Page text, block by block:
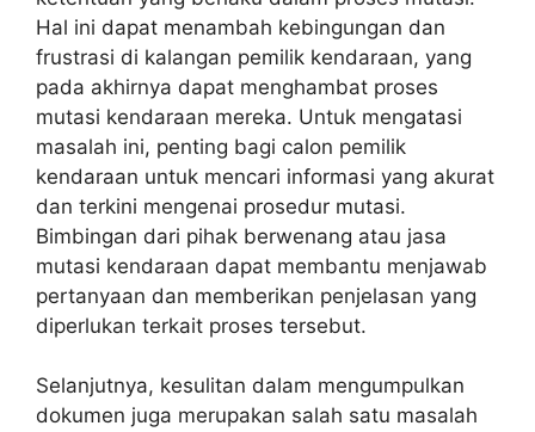
Hal ini dapat menambah kebingungan dan
frustrasi di kalangan pemilik kendaraan, yang
pada akhirnya dapat menghambat proses
mutasi kendaraan mereka. Untuk mengatasi
masalah ini, penting bagi calon pemilik
kendaraan untuk mencari informasi yang akurat
dan terkini mengenai prosedur mutasi.
Bimbingan dari pihak berwenang atau jasa
mutasi kendaraan dapat membantu menjawab
pertanyaan dan memberikan penjelasan yang
diperlukan terkait proses tersebut.
Selanjutnya, kesulitan dalam mengumpulkan
dokumen juga merupakan salah satu masalah